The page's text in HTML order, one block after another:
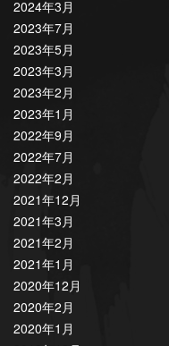
2024年3月
2023年7月
2023年5月
2023年3月
2023年2月
2023年1月
2022年9月
2022年7月
2022年2月
2021年12月
2021年3月
2021年2月
2021年1月
2020年12月
2020年2月
2020年1月